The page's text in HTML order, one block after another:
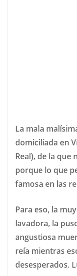
La mala
domiciliada en
Real), de la
porque lo que
famosa en las
Para eso, la
lavadora, la
angustiosa
reía mientras
desesperados.